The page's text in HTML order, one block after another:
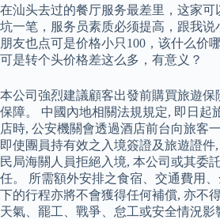
在汕头去过的餐厅服务最差里，这家
坑一笔，服务员素质必须提高，跟我说
朋友也点可是价格小只100，该什么价
可是转个头价格差这么多，有意义？
本公司強烈建議顧客出發前購買旅遊
保障。 中國內地相關法規規定, 即日起
店時, 公安機關會透過酒店前台向旅客
即使團員持有效之入境簽證及旅遊證
民局海關人員拒絕入境, 本公司或其委
任。 所需額外安排之食宿、交通費用
下的行程亦將不會獲得任何補償, 亦不
天氣、罷工、戰爭、怠工或安全情況